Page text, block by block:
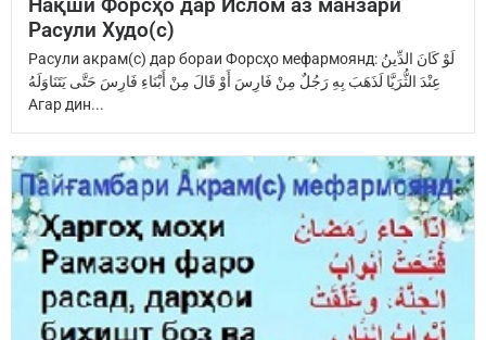
Нақши Форсҳо дар Ислом аз манзари
Расули Худо(с)
Расули акрам(с) дар бораи Форсҳо мефармоянд: ‏لَوْ كَانَ الدِّينُ
عِنْدَ ‏الثُّرَيَّا‏ ‏لَذَهَبَ بِهِ رَجُلٌ مِنْ فَارِسَ ‏أَوْ قَالَ مِنْ أَبْنَاءِ فَارِسَ ‏حَتَّى يَتَنَاوَلَهُ
Агар дин...